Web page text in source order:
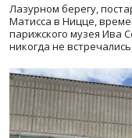
Лазурном берегу,
Матисса в Ницце,
парижского музея Ива
никогда не